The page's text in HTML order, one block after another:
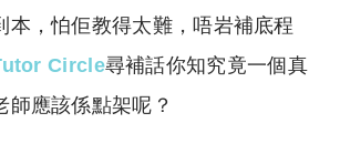
本，怕佢教得太難，唔岩補底程
Circle尋補話你知究竟一個真
師應該係點架呢？